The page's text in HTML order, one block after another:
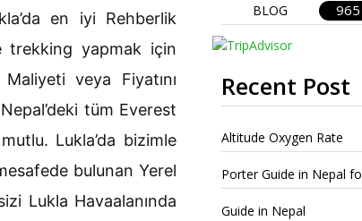
en iyi Rehberlik
trekking yapmak için
veya Fiyatını
tüm Everest
Lukla’da bizimle
bulunan Yerel
Lukla Havaalanında
BLOG 965
Recent Post
Altitude Oxygen Rate
Porter Guide in Nepal
Guide in Nepal